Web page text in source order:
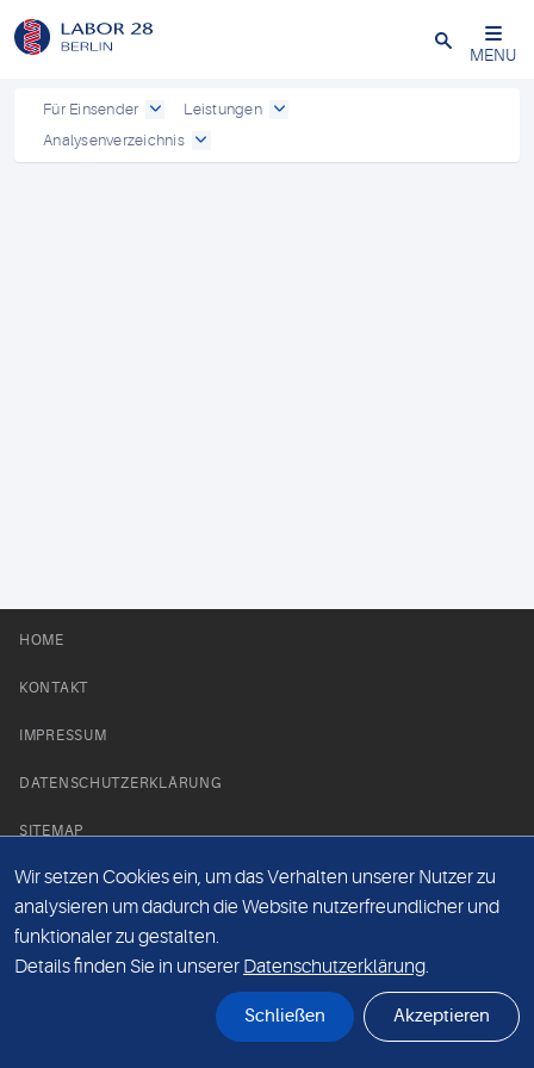
Schließen
MENU
Für Einsender
Leistungen
Analysenverzeichnis
HOME
KONTAKT
IMPRESSUM
DATENSCHUTZERKLÄRUNG
SITEMAP
NEWS PARTNER
Wir setzen Cookies ein, um das Verhalten unserer Nutzer zu
analysieren um dadurch die Website nutzerfreundlicher und
funktionaler zu gestalten.
Details finden Sie in unserer Datenschutzerklärung.
Schließen Akzeptieren